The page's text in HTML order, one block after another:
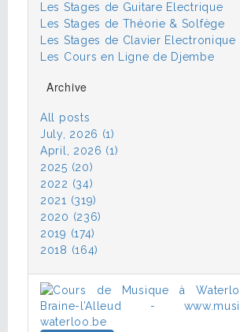
Les Stages de Guitare Electrique
Les Stages de Théorie & Solfège
Les Stages de Clavier Electronique
Les Cours en Ligne de Djembe
Archive
All posts
July, 2026 (1)
April, 2026 (1)
2025 (20)
2022 (34)
2021 (319)
2020 (236)
2019 (174)
2018 (164)